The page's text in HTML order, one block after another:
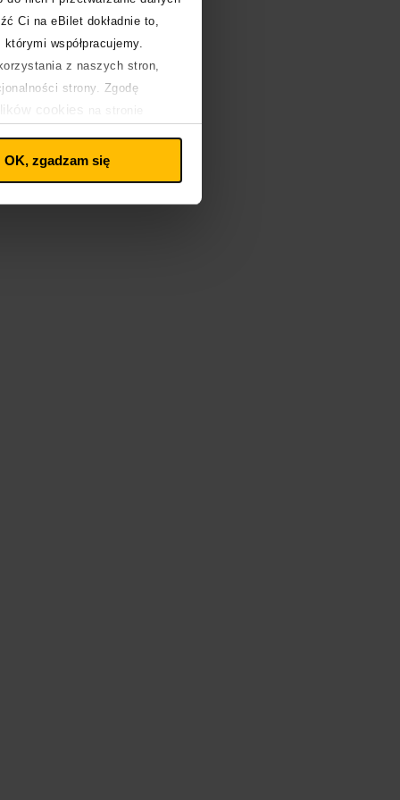
Ci na eBilet dokładnie to,
współpracujemy.
z naszych stron,
strony. Zgodę
cookies
OK, zgadzam się